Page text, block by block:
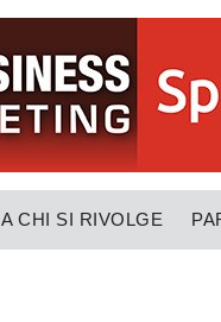
A CHI SI RIVOLGE